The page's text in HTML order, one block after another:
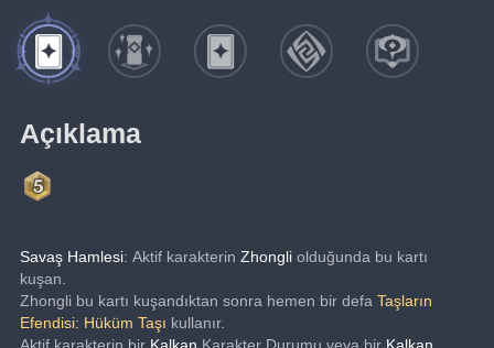
Açıklama
Savaş Hamlesi: Aktif karakterin Zhongli olduğunda bu kartı
kuşan.
Zhongli bu kartı kuşandıktan sonra hemen bir defa Taşların
Efendisi: Hüküm Taşı kullanır.